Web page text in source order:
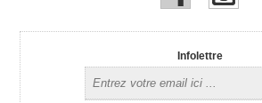
Infolettre